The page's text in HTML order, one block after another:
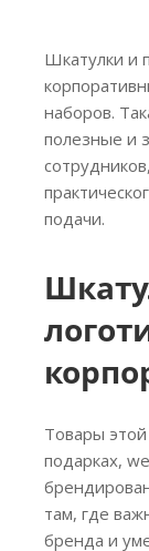
Шкатулки и
наборов.
полезные и
подачи.
Товары
подарках,
там, где
бренда и